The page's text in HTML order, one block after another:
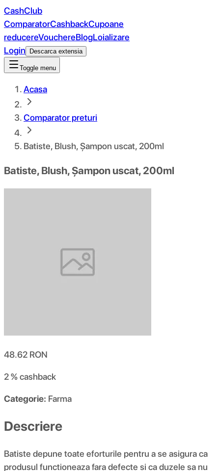
CashClub
ComparatorCashbackCupoane
reducereVouchereBlogLoializare
Login
Descarca extensia
Toggle menu
Acasa
Comparator preturi
Batiste, Blush, Șampon uscat, 200ml
Batiste, Blush, Șampon uscat, 200ml
48.62 RON
2 %cashback
Categorie: Farma
Descriere
Batiste depune toate eforturile pentru a se asigura ca
produsul functioneaza fara defecte si ca duzele sa nu